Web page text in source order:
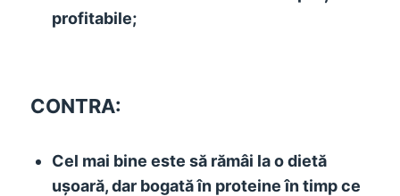
profitabile;
CONTRA:
Cel mai bine este să rămâi la o dietă
ușoară, dar bogată în proteine ​​în timp ce